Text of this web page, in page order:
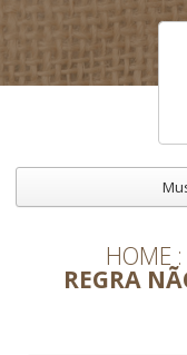
HOME
REGRA